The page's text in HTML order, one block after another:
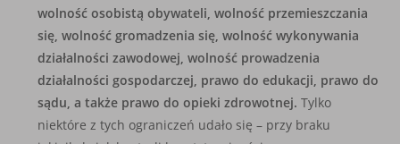
wolność osobistą obywateli, wolność przemieszczania
się, wolność gromadzenia się, wolność wykonywania
działalności zawodowej, wolność prowadzenia
działalności gospodarczej, prawo do edukacji, prawo do
sądu, a także prawo do opieki zdrowotnej.Tylko
niektóre z tych ograniczeń udało się – przy braku